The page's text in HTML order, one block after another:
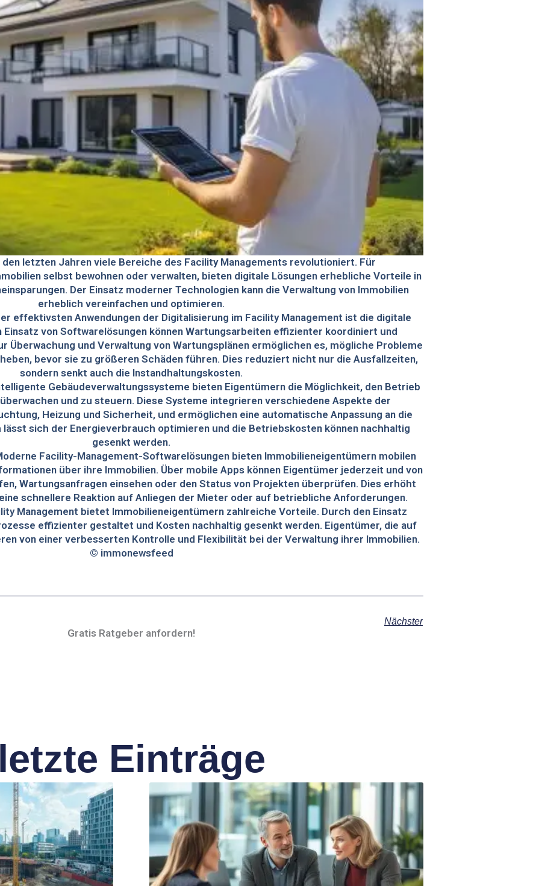
den letzten Jahren viele Bereiche des Facility Managements revolutioniert. Für
selbst bewohnen oder verwalten, bieten digitale Lösungen erhebliche Vorteile in
Der Einsatz moderner Technologien kann die Verwaltung von Immobilien
erheblich vereinfachen und optimieren.
effektivsten Anwendungen der Digitalisierung im Facility Management ist die digitale
Einsatz von Softwarelösungen können Wartungsarbeiten effizienter koordiniert und
Überwachung und Verwaltung von Wartungsplänen ermöglichen es, mögliche Probleme
bevor sie zu größeren Schäden führen. Dies reduziert nicht nur die Ausfallzeiten,
sondern senkt auch die Instandhaltungskosten.
Gebäudeverwaltungssysteme bieten Eigentümern die Möglichkeit, den Betrieb
und zu steuern. Diese Systeme integrieren verschiedene Aspekte der
Heizung und Sicherheit, und ermöglichen eine automatische Anpassung an die
sich der Energieverbrauch optimieren und die Betriebskosten können nachhaltig
gesenkt werden.
Facility-Management-Softwarelösungen bieten Immobilieneigentümern mobilen
über ihre Immobilien. Über mobile Apps können Eigentümer jederzeit und von
Wartungsanfragen einsehen oder den Status von Projekten überprüfen. Dies erhöht
schnellere Reaktion auf Anliegen der Mieter oder auf betriebliche Anforderungen.
Management bietet Immobilieneigentümern zahlreiche Vorteile. Durch den Einsatz
effizienter gestaltet und Kosten nachhaltig gesenkt werden. Eigentümer, die auf
von einer verbesserten Kontrolle und Flexibilität bei der Verwaltung ihrer Immobilien.
© immonewsfeed
Nächster
Gratis Ratgeber anfordern!
letzte Einträge